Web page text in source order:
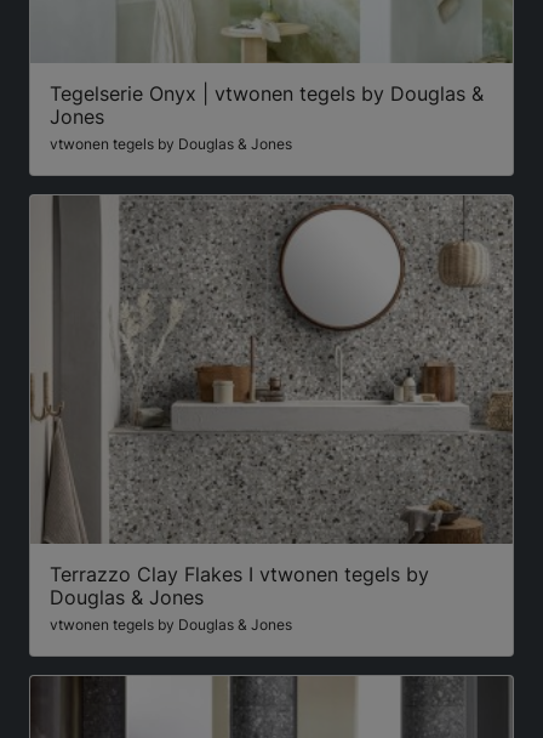
Tegelserie Onyx | vtwonen tegels by Douglas &
Jones
vtwonen tegels by Douglas & Jones
Terrazzo Clay Flakes I vtwonen tegels by
Douglas & Jones
vtwonen tegels by Douglas & Jones